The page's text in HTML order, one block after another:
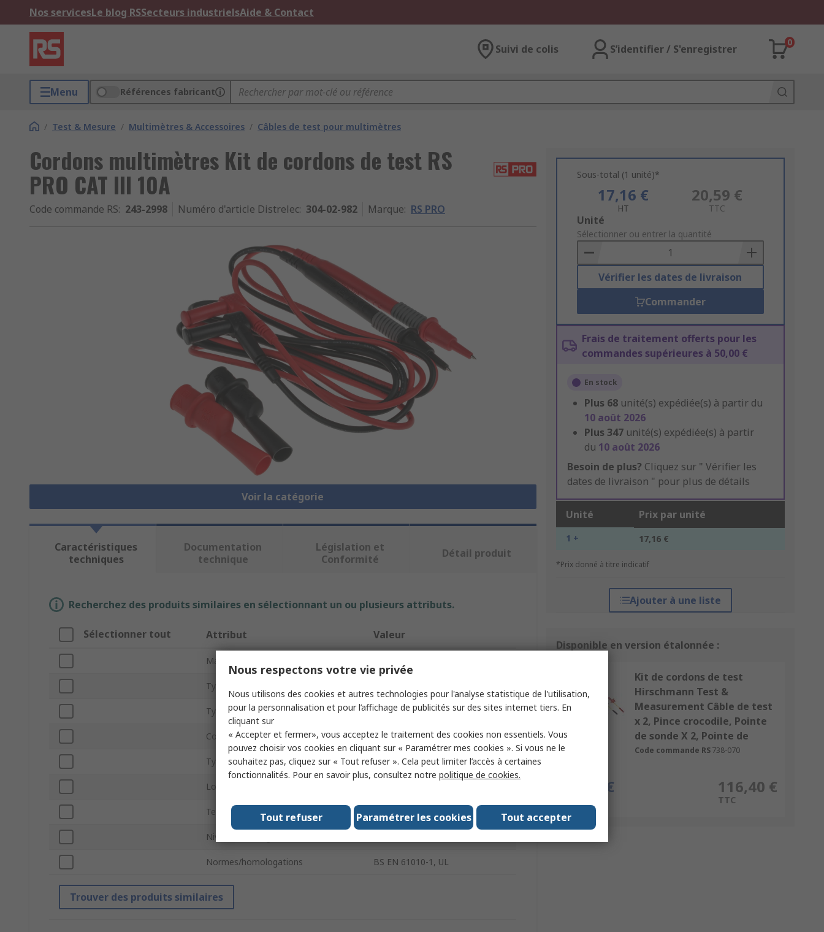
Nos servicesLe blog RSSecteurs industrielsAide & Contact
Suivi de colis S’identifier / S'enregistrer
0
Menu Références fabricant
/ Test & Mesure / Multimètres & Accessoires / Câbles de test pour multimètres
Cordons multimètres Kit de cordons de test RS
PRO CAT III 10A
Code commande RS: 243-2998 Numéro d'article Distrelec: 304-02-982 Marque: RS PRO
Voir la catégorie
Sous-total (1 unité)*
17,16 €
HT
20,59 €
TTC
Add
to
Basket
Unité
Sélectionner ou entrer la quantité
Vérifier les dates de livraison
Commander
Frais de traitement offerts pour les
commandes supérieures à 50,00 €
En stock
Plus 68 unité(s) expédiée(s) à partir du
10 août 2026
Plus 347 unité(s) expédiée(s) à partir
du 10 août 2026
Besoin de plus? Cliquez sur " Vérifier les
dates de livraison " pour plus de détails
Unité Prix par unité
1 + 17,16 €
*Prix donné à titre indicatif
Ajouter à une liste
Disponible en version étalonnée :
Kit de cordons de test
Hirschmann Test &
Measurement Câble de test
x 2, Pince crocodile, Pointe
de sonde X 2, Pointe de
Code commande RS738-070
97,00 € 116,40 €
TTC
Caractéristiques
techniques
Documentation
technique
Législation et
Conformité
Détail produit
Recherchez des produits similaires en sélectionnant un ou plusieurs attributs.
Sélectionner tout Attribut Valeur
Marque
Type de fils
Type de produit Cordons multimètres
Courant 10A
Type de connecteur Pince crocodile, Prise coudée
Longueur de fils
Tension de catégorie de sécurité 1000V
Niveau de catégorie de sécurité
Normes/homologations BS EN 61010-1, UL
Trouver des produits similaires
Nous respectons votre vie privée
Nous utilisons des cookies et autres technologies pour l'analyse statistique de l'utilisation,
pour la personnalisation et pour l’affichage de publicités sur des sites internet tiers. En
cliquant sur
« Accepter et fermer», vous acceptez le traitement des cookies non essentiels. Vous
pouvez choisir vos cookies en cliquant sur « Paramétrer mes cookies ». Si vous ne le
souhaitez pas, cliquez sur « Tout refuser ». Cela peut limiter l’accès à certaines
fonctionnalités. Pour en savoir plus, consultez notre politique de cookies.
Tout accepter
Paramétrer les cookies
Tout refuser